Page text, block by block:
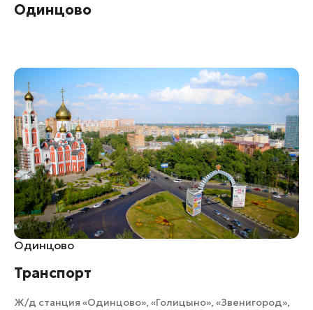
Одинцово
Одинцово
Транспорт
Ж/д станция «Одинцово», «Голицыно», «Звенигород»,